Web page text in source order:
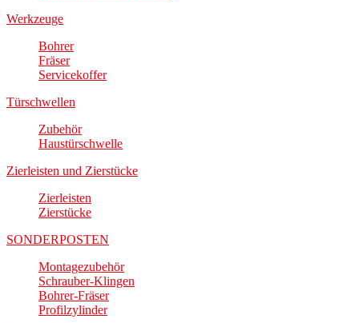
Werkzeuge
Bohrer
Fräser
Servicekoffer
Türschwellen
Zubehör
Haustürschwelle
Zierleisten und Zierstücke
Zierleisten
Zierstücke
SONDERPOSTEN
Montagezubehör
Schrauber-Klingen
Bohrer-Fräser
Profilzylinder